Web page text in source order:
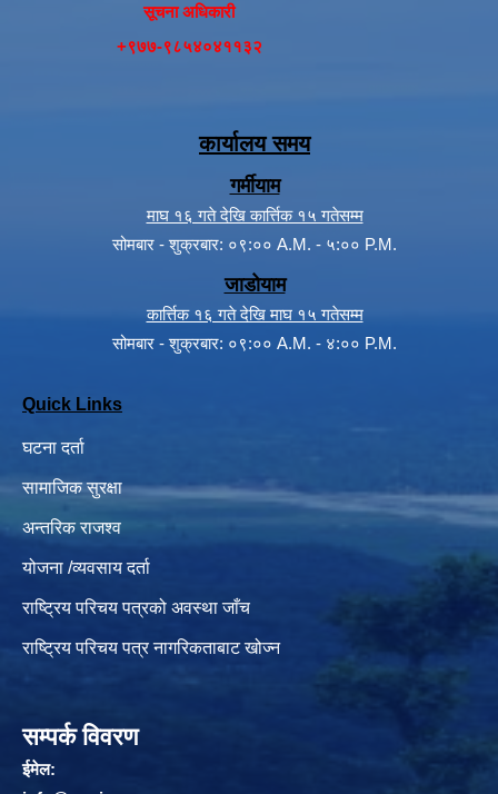
सूचना अधिकारी
+९७७-९८५४०४११३२
कार्यालय समय
गर्मीयाम
माघ १६ गते देखि कार्त्तिक १५ गतेसम्म
सोमबार - शुक्रबार: ०९:०० A.M. - ५:०० P.M.
जाडोयाम
कार्त्तिक १६ गते देखि माघ १५ गतेसम्म
सोमबार - शुक्रबार: ०९:०० A.M. - ४:०० P.M.
Quick Links
घटना दर्ता
सामाजिक सुरक्षा
अन्तरिक राजश्व
योजना /व्यवसाय दर्ता
राष्ट्रिय परिचय पत्रको अवस्था जाँच
राष्ट्रिय परिचय पत्र नागरिकताबाट खोज्न
सम्पर्क विवरण
ईमेल: